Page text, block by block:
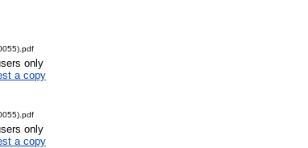
only
a copy
only
a copy